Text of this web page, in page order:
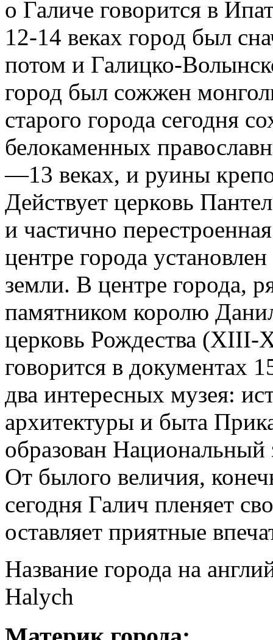
о Галиче говорится в
12-14 веках город был
потом и Галицко-
город был сожжен
старого города сегодня
белокаменных
—13 веках, и руины
Действует церковь
и частично
центре города
земли. В центре города,
памятником королю
церковь Рождества
говорится в документах
два интересных музея:
архитектуры и быта
образован
От былого величия,
сегодня Галич пленяет
оставляет приятные
Название города на
Halych